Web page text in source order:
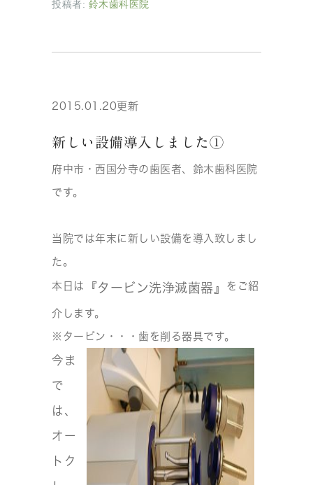
投稿者: 鈴木歯科医院
2015.01.20更新
新しい設備導入しました①
府中市・西国分寺の歯医者、鈴木歯科医院
です。
当院では年末に新しい設備を導入致しまし
た。
本日は 『タービン洗浄滅菌器』 をご紹
介します。
※タービン・・・歯を削る器具です。
今ま
で
は、
オー
トク